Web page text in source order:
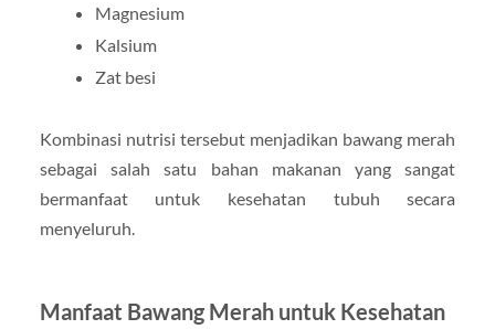
Magnesium
Kalsium
Zat besi
Kombinasi nutrisi tersebut menjadikan bawang merah
sebagai salah satu bahan makanan yang sangat
bermanfaat untuk kesehatan tubuh secara
menyeluruh.
Manfaat Bawang Merah untuk Kesehatan